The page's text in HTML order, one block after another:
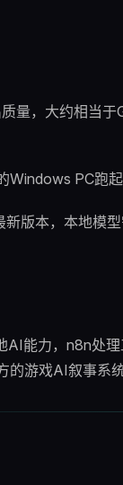
量，大约相当
Windows PC跑
版本，本地模
AI能力，n8n处
的游戏AI叙事系